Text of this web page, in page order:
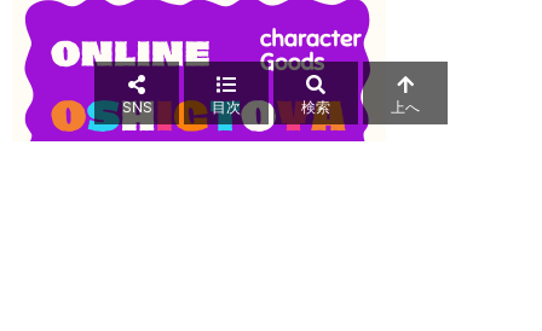
SNS 目次 検索 上へ